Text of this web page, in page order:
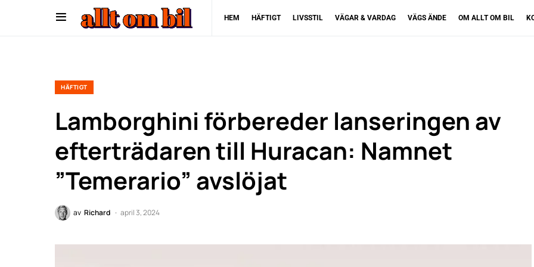
HEM HÄFTIGT LIVSSTIL VÄGAR & VARDAG VÄGS ÄNDE OM ALLT OM BIL
HÄFTIGT
Lamborghini förbereder lanseringen av
efterträdaren till Huracan: Namnet
”Temerario” avslöjat
av Richard april 3, 2024